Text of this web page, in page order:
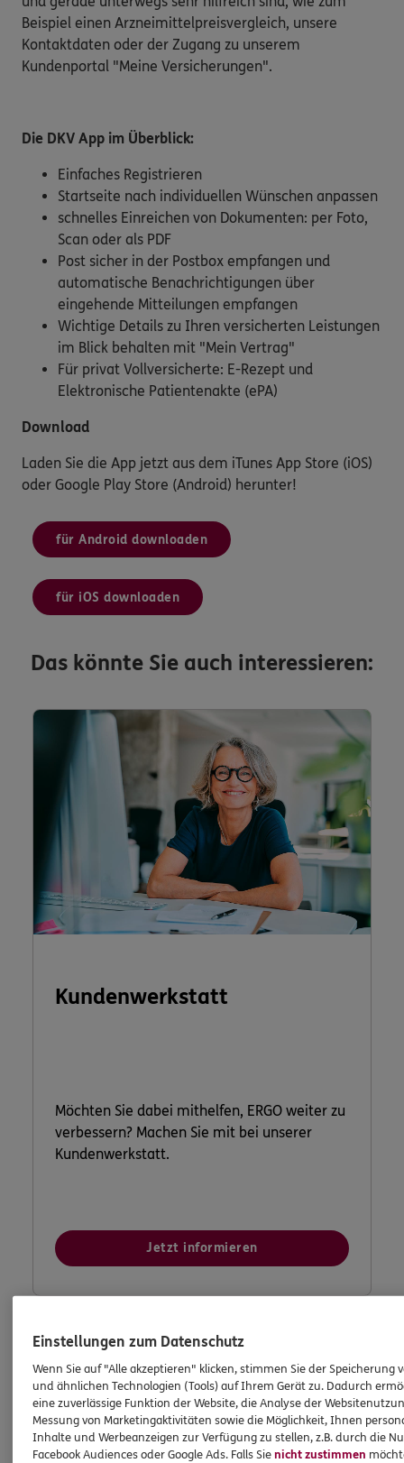
Beispiel einen Arzneimittelpreisvergleich, unsere
Kontaktdaten oder der Zugang zu unserem
Kundenportal "Meine Versicherungen".
Die DKV App im Überblick:
Einfaches Registrieren
Startseite nach individuellen Wünschen anpassen
schnelles Einreichen von Dokumenten: per Foto,
Scan oder als PDF
Post sicher in der Postbox empfangen und
automatische Benachrichtigungen über
eingehende Mitteilungen empfangen
Wichtige Details zu Ihren versicherten Leistungen
im Blick behalten mit "Mein Vertrag"
Für privat Vollversicherte: E-Rezept und
Elektronische Patientenakte (ePA)
Download
Laden Sie die App jetzt aus dem iTunes App Store (iOS)
oder Google Play Store (Android) herunter!
für Android downloaden
für iOS downloaden
Das könnte Sie auch interessieren:
Kundenwerkstatt
Möchten Sie dabei mithelfen, ERGO weiter zu
verbessern? Machen Sie mit bei unserer
Kundenwerkstatt.
Jetzt informieren
Einstellungen zum Datenschutz
Wenn Sie auf "Alle akzeptieren" klicken, stimmen Sie der Speicherung
und ähnlichen Technologien (Tools) auf Ihrem Gerät zu. Dadurch
eine zuverlässige Funktion der Website, die Analyse der
Messung von Marketingaktivitäten sowie die Möglichkeit, Ihnen
Inhalte und Werbeanzeigen zur Verfügung zu stellen, z.B. durch die
Facebook Audiences oder Google Ads. Falls Sienicht zustimmen